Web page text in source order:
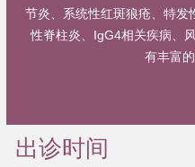
节炎、系统性红斑狼疮、特发
性脊柱炎、IgG4相关疾病、
有丰富的
出诊时间